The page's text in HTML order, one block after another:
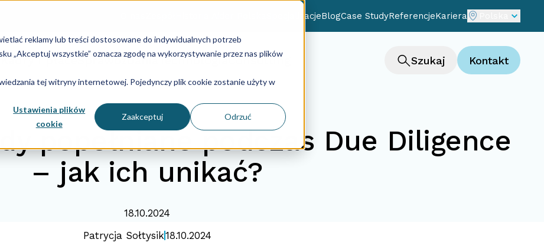
reklamy lub treści dostosowane do indywidualnych potrzeb
„Akceptuj wszystkie” oznacza zgodę na wykorzystywanie przez nas plików
tej witryny internetowej. Pojedynczy plik cookie zostanie użyty w
Ustawienia plików
cookie
Zaakceptuj Odrzuć
SpecjalizacjeBlogCase StudyReferencjeKariera
Kadry i płaceSprawozdania TechnologiaConsulting Szukaj Kontakt
popełniane podczas Due Diligence
– jak ich unikać?
18.10.2024
Patrycja Sołtysik18.10.2024